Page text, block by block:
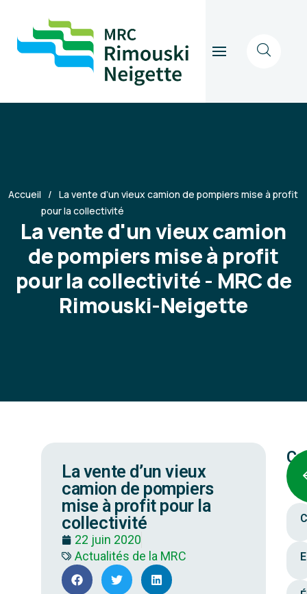
Accueil
La vente d’un vieux camion de pompiers mise à profit
pour la collectivité
La vente d'un vieux camion
de pompiers mise à profit
pour la collectivité - MRC de
Rimouski-Neigette
La vente d’un vieux
camion de pompiers
mise à profit pour la
collectivité
22 juin 2020
Actualités de la MRC